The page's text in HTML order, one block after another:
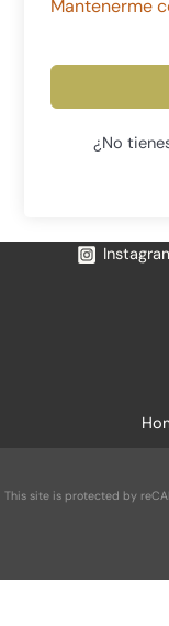
Mantenerme
¿No
This site is protected by